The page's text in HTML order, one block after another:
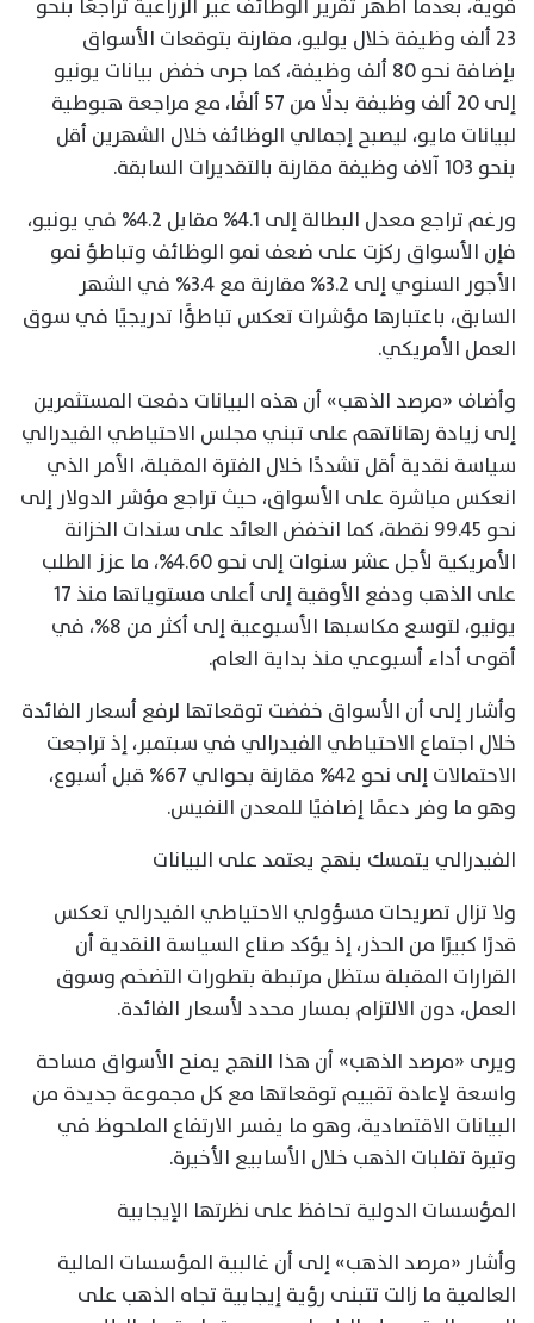
23 ألف وظيفة خلال يوليو، مقارنة بتوقعات الأسواق
بإضافة نحو 80 ألف وظيفة، كما جرى خفض بيانات يونيو
إلى 20 ألف وظيفة بدلًا من 57 ألفًا، مع مراجعة هبوطية
لبيانات مايو، ليصبح إجمالي الوظائف خلال الشهرين أقل
بنحو 103 آلاف وظيفة مقارنة بالتقديرات السابقة.
ورغم تراجع معدل البطالة إلى 4.1% مقابل 4.2% في يونيو،
فإن الأسواق ركزت على ضعف نمو الوظائف وتباطؤ نمو
الأجور السنوي إلى 3.2% مقارنة مع 3.4% في الشهر
السابق، باعتبارها مؤشرات تعكس تباطؤًا تدريجيًا في سوق
العمل الأمريكي.
وأضاف «مرصد الذهب» أن هذه البيانات دفعت المستثمرين
إلى زيادة رهاناتهم على تبني مجلس الاحتياطي الفيدرالي
سياسة نقدية أقل تشددًا خلال الفترة المقبلة، الأمر الذي
انعكس مباشرة على الأسواق، حيث تراجع مؤشر الدولار إلى
نحو 99.45 نقطة، كما انخفض العائد على سندات الخزانة
الأمريكية لأجل عشر سنوات إلى نحو 4.60%، ما عزز الطلب
على الذهب ودفع الأوقية إلى أعلى مستوياتها منذ 17
يونيو، لتوسع مكاسبها الأسبوعية إلى أكثر من 8%، في
أقوى أداء أسبوعي منذ بداية العام.
وأشار إلى أن الأسواق خفضت توقعاتها لرفع أسعار الفائدة
خلال اجتماع الاحتياطي الفيدرالي في سبتمبر، إذ تراجعت
الاحتمالات إلى نحو 42% مقارنة بحوالي 67% قبل أسبوع،
وهو ما وفر دعمًا إضافيًا للمعدن النفيس.
الفيدرالي يتمسك بنهج يعتمد على البيانات
ولا تزال تصريحات مسؤولي الاحتياطي الفيدرالي تعكس
قدرًا كبيرًا من الحذر، إذ يؤكد صناع السياسة النقدية أن
القرارات المقبلة ستظل مرتبطة بتطورات التضخم وسوق
العمل، دون الالتزام بمسار محدد لأسعار الفائدة.
ويرى «مرصد الذهب» أن هذا النهج يمنح الأسواق مساحة
واسعة لإعادة تقييم توقعاتها مع كل مجموعة جديدة من
البيانات الاقتصادية، وهو ما يفسر الارتفاع الملحوظ في
وتيرة تقلبات الذهب خلال الأسابيع الأخيرة.
المؤسسات الدولية تحافظ على نظرتها الإيجابية
وأشار «مرصد الذهب» إلى أن غالبية المؤسسات المالية
العالمية ما زالت تتبنى رؤية إيجابية تجاه الذهب على